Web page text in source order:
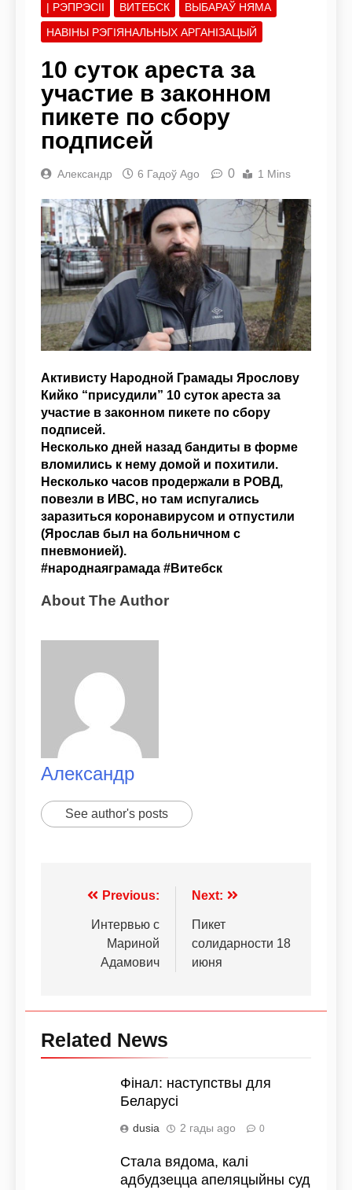
| РЭПРЭСІІ ВИТЕБСК
ВЫБАРАЎ НЯМА
НАВІНЫ РЭГІЯНАЛЬНЫХ АРГАНІЗАЦЫЙ
10 суток ареста за
участие в законном
пикете по сбору
подписей
Александр 6 Гадоў Ago 0 1 Mins
Активисту Народной Грамады Ярослову
Кийко “присудили” 10 суток ареста за
участие в законном пикете по сбору
подписей.
Несколько дней назад бандиты в форме
вломились к нему домой и похитили.
Несколько часов продержали в РОВД,
повезли в ИВС, но там испугались
заразиться коронавирусом и отпустили
(Ярослав был на больничном с
пневмонией).
#народнаяграмада #Витебск
About The Author
Александр
See author's posts
Previous:
Интервью с
Мариной
Адамович
Next:
Пикет
солидарности 18
июня
Related News
Фiнал: наступствы для
Беларусі
dusia 2 гады ago 0
Стала вядома, калі
адбудзецца апеляцыйны суд